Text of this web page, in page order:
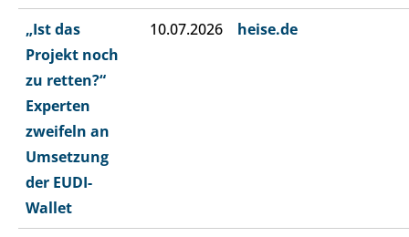
„Ist das
Projekt noch
zu retten?“
Experten
zweifeln an
Umsetzung
der EUDI-
Wallet
10.07.2026 heise.de